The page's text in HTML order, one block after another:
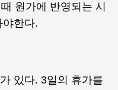
원가에 반영되는 시
한다.
있다. 3일의 휴가를